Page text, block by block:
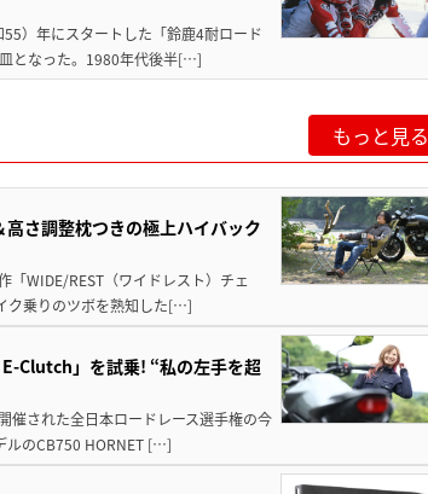
）年にスタートした「鈴鹿4耐ロード
となった。1980年代後半[…]
もっと見る
高さ調整枕つきの極上ハイバック
WIDE/REST（ワイドレスト）チェ
ク乗りのツボを熟知した[…]
E-Clutch」を試乗! “私の左手を超
催された全日本ロードレース選手権の今
ルのCB750 HORNET […]